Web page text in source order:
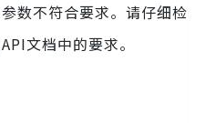
数不符合要求。请仔细检
文档中的要求。